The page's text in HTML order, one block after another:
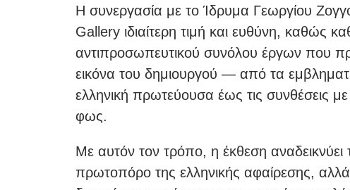
Η συνεργασία με το Ίδρυμα Γεωργίου
Gallery ιδιαίτερη τιμή και ευθύνη, καθώς
αντιπροσωπευτικού συνόλου έργων που
εικόνα του δημιουργού — από τα
ελληνική πρωτεύουσα έως τις συνθέσεις
φως.
Με αυτόν τον τρόπο, η έκθεση
πρωτοπόρο της ελληνικής αφαίρεσης,